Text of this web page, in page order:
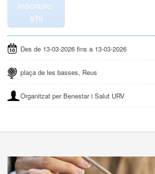
Inscriure-
s'hi
Des de 13-03-2026 fins a 13-03-2026
plaça de les basses, Reus
Organitzat per Benestar i Salut URV